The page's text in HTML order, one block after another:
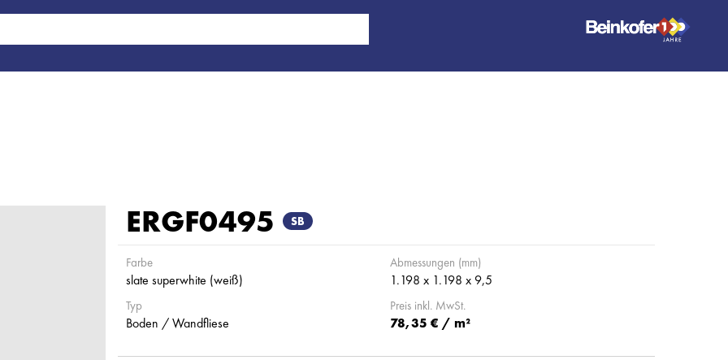
ERGF0495 SB
Farbe
slate superwhite (weiß)
Abmessungen (mm)
1.198 x 1.198 x 9,5
Typ
Boden / Wandfliese
Preis inkl. MwSt.
78,35 € / m²